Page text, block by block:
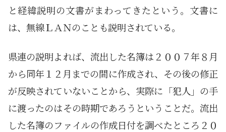
と経緯説明の文書がまわってきたという。文書に
は、無線ＬＡＮのことも説明されている。
県連の説明よれば、流出した名簿は２００７年８月
から同年１２月までの間に作成され、その後の修正
が反映されていないことから、実際に「犯人」の手
に渡ったのはその時期であろうということだ。流出
した名簿のファイルの作成日付を調べたところ２０